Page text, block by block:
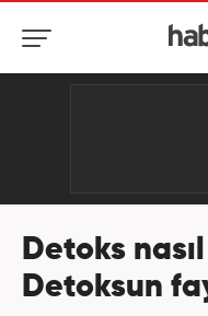
Detoks nasıl
Detoksun